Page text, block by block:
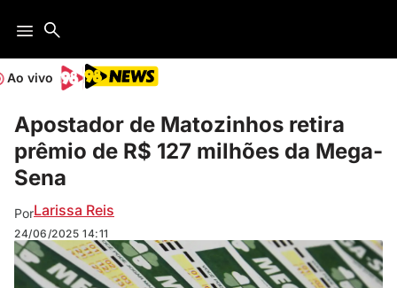
Ao vivo
Apostador de Matozinhos retira
prêmio de R$ 127 milhões da Mega-
Sena
PorLarissa Reis
24/06/2025 14:11